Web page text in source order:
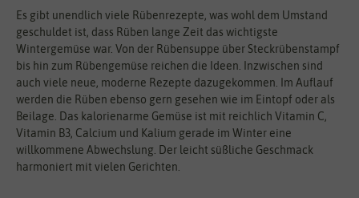
Es gibt unendlich viele Rübenrezepte, was wohl dem Umstand
geschuldet ist, dass Rüben lange Zeit das wichtigste
Wintergemüse war. Von der Rübensuppe über Steckrübenstampf
bis hin zum Rübengemüse reichen die Ideen. Inzwischen sind
auch viele neue, moderne Rezepte dazugekommen. Im Auflauf
werden die Rüben ebenso gern gesehen wie im Eintopf oder als
Beilage. Das kalorienarme Gemüse ist mit reichlich Vitamin C,
Vitamin B3, Calcium und Kalium gerade im Winter eine
willkommene Abwechslung. Der leicht süßliche Geschmack
harmoniert mit vielen Gerichten.